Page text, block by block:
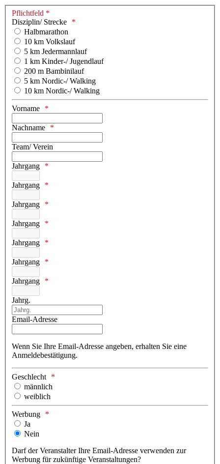
Pflichtfeld *
Disziplin/ Strecke
Halbmarathon
10 km Volkslauf
5 km Jedermannlauf
1 km Kinder-/ Jugendlauf
200 m Bambinilauf
5 km Nordic-/ Walking
10 km Nordic-/ Walking
Vorname
Nachname
Team/ Verein
Jahrgang
Jahrgang
Jahrgang
Jahrgang
Jahrgang
Jahrgang
Jahrgang
Jahrg.
Email-Adresse
Wenn Sie Ihre Email-Adresse angeben, erhalten Sie eine
Anmeldebestätigung.
Geschlecht
männlich
weiblich
Werbung
Ja
Nein
Darf der Veranstalter Ihre Email-Adresse verwenden zur
Werbung für zukünftige Veranstaltungen?